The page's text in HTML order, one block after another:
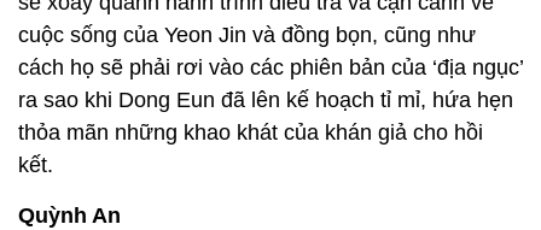
cuộc sống của Yeon Jin và đồng bọn, cũng như
cách họ sẽ phải rơi vào các phiên bản của ‘địa ngục’
ra sao khi Dong Eun đã lên kế hoạch tỉ mỉ, hứa hẹn
thỏa mãn những khao khát của khán giả cho hồi
kết.
Quỳnh An